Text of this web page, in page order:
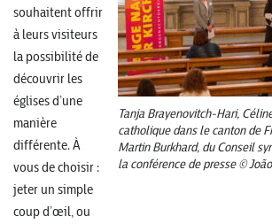
Tanja Brayenovitch-Hari,
catholique dans le canton de
Martin Burkhard, du Conseil
la conférence de presse ©
souhaitent offrir
à leurs visiteurs
la possibilité de
découvrir les
églises d’une
manière
différente. À
vous de choisir :
jeter un simple
coup d’œil, ou